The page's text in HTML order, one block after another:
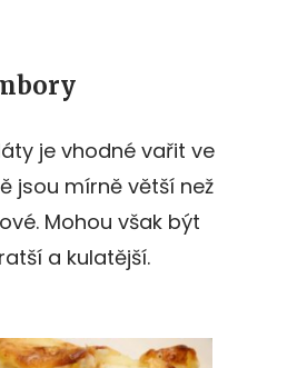
je vhodné vařit ve
jsou mírně větší než
Mohou však být
a kulatější.